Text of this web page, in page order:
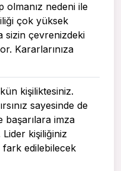
olmanız nedeni ile
çok yüksek
sizin çevrenizdeki
Kararlarınıza
kişiliktesiniz.
sayesinde de
imza
Lider kişiliğiniz
edilebilecek